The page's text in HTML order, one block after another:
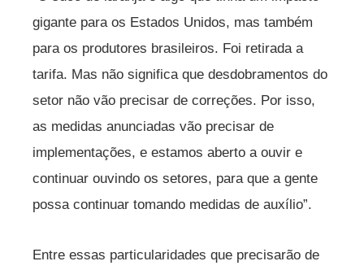
gigante para os Estados Unidos, mas também
para os produtores brasileiros. Foi retirada a
tarifa. Mas não significa que desdobramentos do
setor não vão precisar de correções. Por isso,
as medidas anunciadas vão precisar de
implementações, e estamos aberto a ouvir e
continuar ouvindo os setores, para que a gente
possa continuar tomando medidas de auxílio”.
Entre essas particularidades que precisarão de